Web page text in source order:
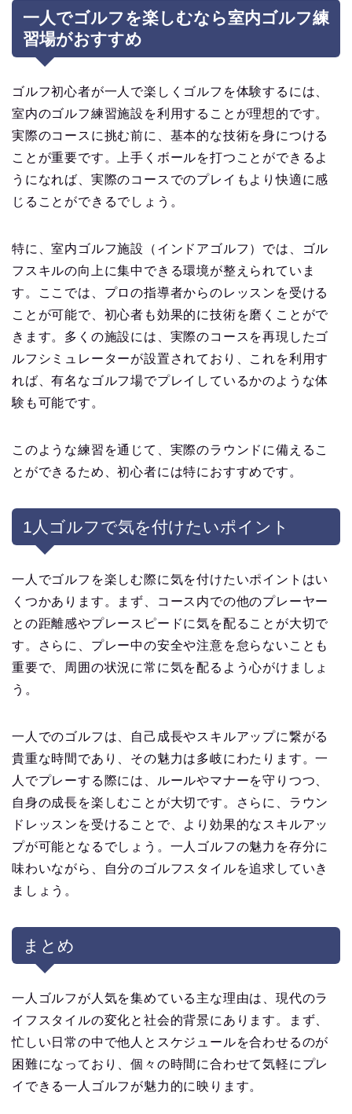
一人でゴルフを楽しむなら室内ゴルフ練
習場がおすすめ
ゴルフ初心者が一人で楽しくゴルフを体験するには、
室内のゴルフ練習施設を利用することが理想的です。
実際のコースに挑む前に、基本的な技術を身につける
ことが重要です。上手くボールを打つことができるよ
うになれば、実際のコースでのプレイもより快適に感
じることができるでしょう。
特に、室内ゴルフ施設（インドアゴルフ）では、ゴル
フスキルの向上に集中できる環境が整えられていま
す。ここでは、プロの指導者からのレッスンを受ける
ことが可能で、初心者も効果的に技術を磨くことがで
きます。多くの施設には、実際のコースを再現したゴ
ルフシミュレーターが設置されており、これを利用す
れば、有名なゴルフ場でプレイしているかのような体
験も可能です。
このような練習を通じて、実際のラウンドに備えるこ
とができるため、初心者には特におすすめです。
1人ゴルフで気を付けたいポイント
一人でゴルフを楽しむ際に気を付けたいポイントはい
くつかあります。まず、コース内での他のプレーヤー
との距離感やプレースピードに気を配ることが大切で
す。さらに、プレー中の安全や注意を怠らないことも
重要で、周囲の状況に常に気を配るよう心がけましょ
う。
一人でのゴルフは、自己成長やスキルアップに繋がる
貴重な時間であり、その魅力は多岐にわたります。一
人でプレーする際には、ルールやマナーを守りつつ、
自身の成長を楽しむことが大切です。さらに、ラウン
ドレッスンを受けることで、より効果的なスキルアッ
プが可能となるでしょう。一人ゴルフの魅力を存分に
味わいながら、自分のゴルフスタイルを追求していき
ましょう。
まとめ
一人ゴルフが人気を集めている主な理由は、現代のラ
イフスタイルの変化と社会的背景にあります。まず、
忙しい日常の中で他人とスケジュールを合わせるのが
困難になっており、個々の時間に合わせて気軽にプレ
イできる一人ゴルフが魅力的に映ります。